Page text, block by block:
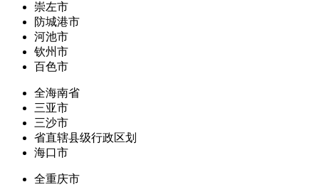
崇左市
防城港市
河池市
钦州市
百色市
全海南省
三亚市
三沙市
省直辖县级行政区划
海口市
全重庆市